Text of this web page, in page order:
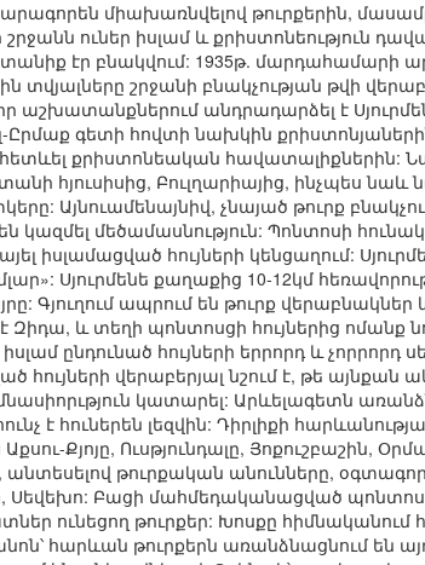
արագորեն միախառնվելով թուրքերին,
ուներ իսլամ և քրիստոնեություն
էր բնակվում: 1935թ. մարդահամարի
տվյալները շրջանի բնակչության թվի
աշխատանքներում անդրադարձել է
գետի հովտի նախկին
քրիստոնեական հավատալիքներին:
հյուսիսից, Բուլղարիայից, ինչպես նաև
Այնուամենայնիվ, չնայած թուրք
կազմել մեծամասնություն: Պոնտոսի
իսլամացված հույների կենցաղում:
Սյուրմենե քաղաքից 10-12կմ
Գյուղում ապրում են թուրք
և տեղի պոնտոսցի հույներից ոմանք
ընդունած հույների երրորդ և չորրորդ
վերաբերյալ նշում է, թե այնքան
կատարել: Արևելագետն
է հուներեն լեզվին: Դիրլիքի
Քյոյը, Ուսթյունդալը, Յոքուշբաշին,
անտեսելով թուրքական անունները,
Սեվեխո: Բացի մահմեդականացված
ունեցող թուրքեր: Խոսքը հիմնականում
հարևան թուրքերն առանձնացնում են